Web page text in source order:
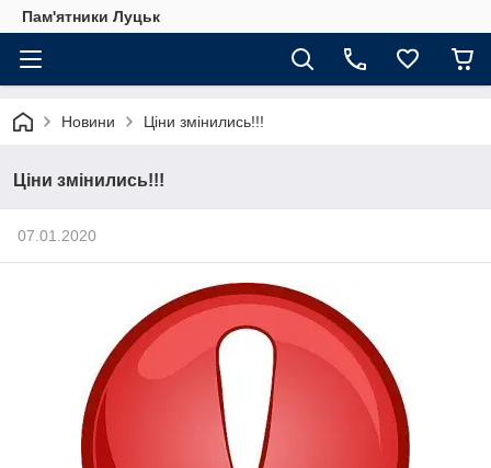
Пам'ятники Луцьк
Новини Ціни змінились!!!
Ціни змінились!!!
07.01.2020